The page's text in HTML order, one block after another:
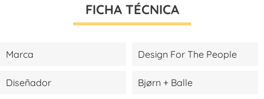
FICHA TÉCNICA
Marca Design For The People
Diseñador Bjørn + Balle